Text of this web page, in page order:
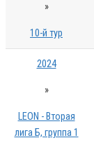
»
10-й тур
2024
»
LEON - Вторая
лига Б, группа 1